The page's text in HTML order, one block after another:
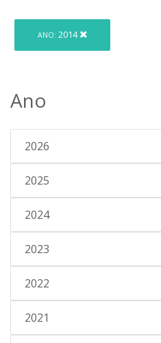
ANO: 2014
Ano
2026
2025
2024
2023
2022
2021